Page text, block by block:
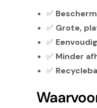
✅
✅ Grote,
✅
✅ Minder
✅